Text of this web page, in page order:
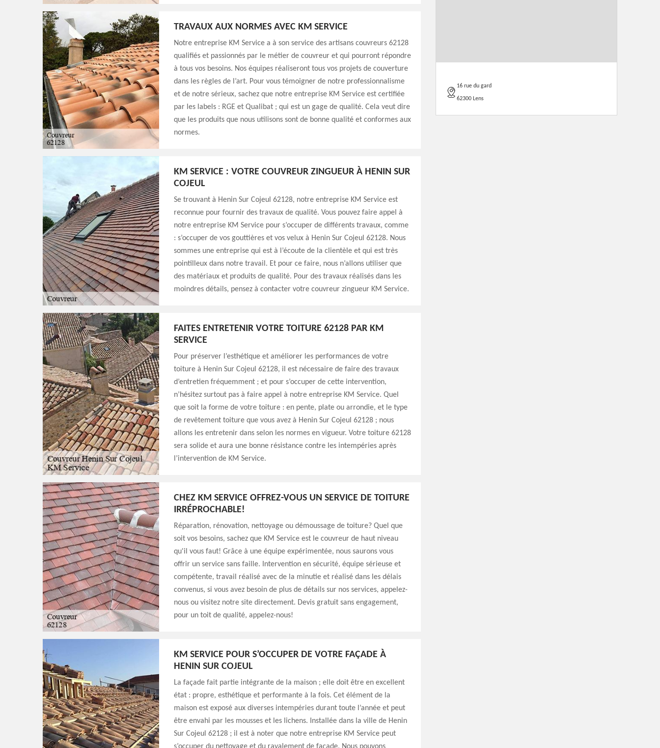
TRAVAUX AUX NORMES AVEC KM SERVICE
Notre entreprise KM Service a à son service des artisans couvreurs 62128
qualifiés et passionnés par le métier de couvreur et qui pourront répondre
à tous vos besoins. Nos équipes réaliseront tous vos projets de couverture
dans les règles de l’art. Pour vous témoigner de notre professionnalisme
et de notre sérieux, sachez que notre entreprise KM Service est certifiée
par les labels : RGE et Qualibat ; qui est un gage de qualité. Cela veut dire
que les produits que nous utilisons sont de bonne qualité et conformes aux
normes.
KM SERVICE : VOTRE COUVREUR ZINGUEUR À HENIN SUR
COJEUL
Se trouvant à Henin Sur Cojeul 62128, notre entreprise KM Service est
reconnue pour fournir des travaux de qualité. Vous pouvez faire appel à
notre entreprise KM Service pour s’occuper de différents travaux, comme
: s’occuper de vos gouttières et vos velux à Henin Sur Cojeul 62128. Nous
sommes une entreprise qui est à l’écoute de la clientèle et qui est très
pointilleux dans notre travail. Et pour ce faire, nous n’allons utiliser que
des matériaux et produits de qualité. Pour des travaux réalisés dans les
moindres détails, pensez à contacter votre couvreur zingueur KM Service.
FAITES ENTRETENIR VOTRE TOITURE 62128 PAR KM
SERVICE
Pour préserver l’esthétique et améliorer les performances de votre
toiture à Henin Sur Cojeul 62128, il est nécessaire de faire des travaux
d’entretien fréquemment ; et pour s’occuper de cette intervention,
n’hésitez surtout pas à faire appel à notre entreprise KM Service. Quel
que soit la forme de votre toiture : en pente, plate ou arrondie, et le type
de revêtement toiture que vous avez à Henin Sur Cojeul 62128 ; nous
allons les entretenir dans selon les normes en vigueur. Votre toiture 62128
sera solide et aura une bonne résistance contre les intempéries après
l’intervention de KM Service.
CHEZ KM SERVICE OFFREZ-VOUS UN SERVICE DE TOITURE
IRRÉPROCHABLE!
Réparation, rénovation, nettoyage ou démoussage de toiture? Quel que
soit vos besoins, sachez que KM Service est le couvreur de haut niveau
qu'il vous faut! Grâce à une équipe expérimentée, nous saurons vous
offrir un service sans faille. Intervention en sécurité, équipe sérieuse et
compétente, travail réalisé avec de la minutie et réalisé dans les délais
convenus, si vous avez besoin de plus de détails sur nos services, appelez-
nous ou visitez notre site directement. Devis gratuit sans engagement,
pour un toit de qualité, appelez-nous!
KM SERVICE POUR S’OCCUPER DE VOTRE FAÇADE À
HENIN SUR COJEUL
La façade fait partie intégrante de la maison ; elle doit être en excellent
état : propre, esthétique et performante à la fois. Cet élément de la
maison est exposé aux diverses intempéries durant toute l’année et peut
être envahi par les mousses et les lichens. Installée dans la ville de Henin
Sur Cojeul 62128 ; il est à noter que notre entreprise KM Service peut
16 rue du gard
62300 Lens